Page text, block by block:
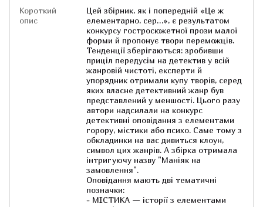
Короткий
опис
Цей збірник, як і попередній «Це ж
елементарно, сер…», є результатом
конкурсу гостросюжетної прози малої
форми й пропонує твори переможців.
Тенденції зберігаються: зробивши
приціл передусім на детектив у всій
жанровій чистоті, експерти й
упорядник отримали купу творів, серед
яких власне детективний жанр був
представлений у меншості. Цього разу
автори надсилали на конкурс
детективні оповідання з елементами
горору, містики або психо. Саме тому з
обкладинки на вас дивиться клоун,
символ цих жанрів. А збірка отримала
інтригуючу назву "Маніяк на
замовлення".
Оповідання мають дві тематичні
позначки:
- МІСТИКА — історії з елементами